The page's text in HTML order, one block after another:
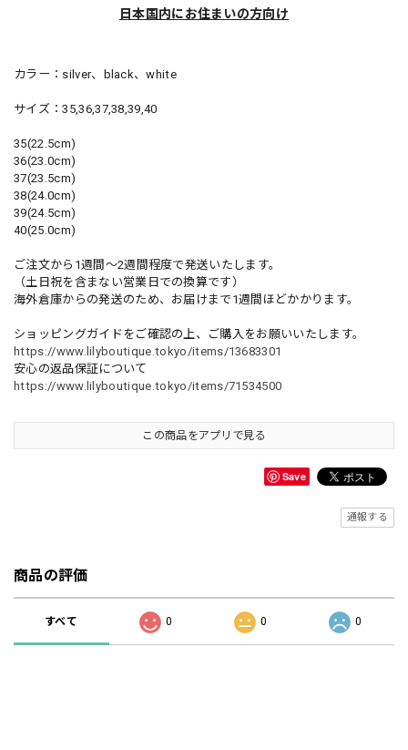
日本国内にお住まいの方向け
カラー：silver、black、white
サイズ：35,36,37,38,39,40
35(22.5cm)
36(23.0cm)
37(23.5cm)
38(24.0cm)
39(24.5cm)
40(25.0cm)
ご注文から1週間～2週間程度で発送いたします。
（土日祝を含まない営業日での換算です）
海外倉庫からの発送のため、お届けまで1週間ほどかかります。
ショッピングガイドをご確認の上、ご購入をお願いいたします。
https://www.lilyboutique.tokyo/items/13683301
安心の返品保証について
https://www.lilyboutique.tokyo/items/71534500
この商品をアプリで見る
Save
通報する
商品の評価
すべて 0 0 0